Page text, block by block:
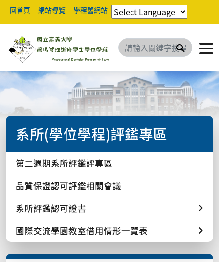
回首頁 網站導覽 學程舊網站
搜尋
系所(學位學程)評鑑專區
第二週期系所評鑑評專區
品質保證認可評鑑相關會議
系所評鑑認可證書
國際交流學園教室借用情形一覽表